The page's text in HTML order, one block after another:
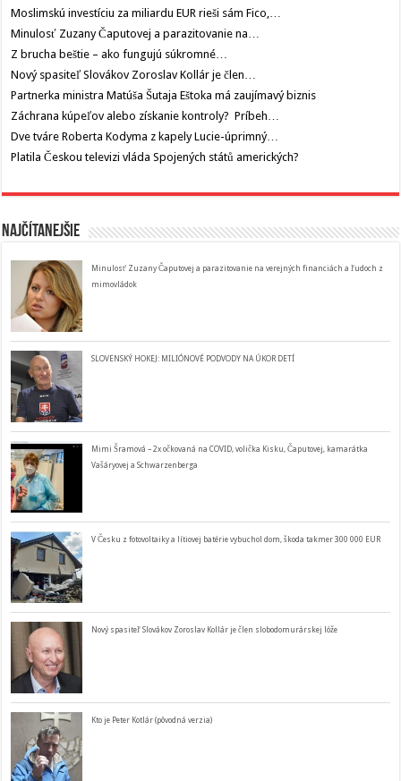
Moslimskú investíciu za miliardu EUR rieši sám Fico,…
Minulosť Zuzany Čaputovej a parazitovanie na…
Z brucha beštie – ako fungujú súkromné…
Nový spasiteľ Slovákov Zoroslav Kollár je člen…
Partnerka ministra Matúša Šutaja Eštoka má zaujímavý biznis
Záchrana kúpeľov alebo získanie kontroly? Príbeh…
Dve tváre Roberta Kodyma z kapely Lucie-úprimný…
Platila Českou televizi vláda Spojených států amerických?
Najčítanejšie
Minulosť Zuzany Čaputovej a parazitovanie na verejných financiách a ľudoch z
mimovládok
SLOVENSKÝ HOKEJ: MILIÓNOVÉ PODVODY NA ÚKOR DETÍ
Mimi Šramová – 2x očkovaná na COVID, volička Kisku, Čaputovej, kamarátka
Vašáryovej a Schwarzenberga
V Česku z fotovoltaiky a lítiovej batérie vybuchol dom, škoda takmer 300 000 EUR
Nový spasiteľ Slovákov Zoroslav Kollár je člen slobodomurárskej lóže
Kto je Peter Kotlár (pôvodná verzia)